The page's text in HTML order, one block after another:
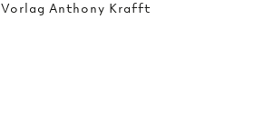
Vorlag Anthony Krafft